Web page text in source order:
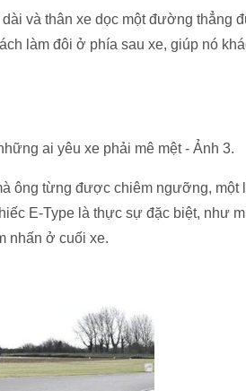
và thân xe dọc một đường thẳng
làm đôi ở phía sau xe, giúp nó
ông từng được chiêm ngưỡng, một
E-Type là thực sự đặc biệt, như
nhấn ở cuối xe.